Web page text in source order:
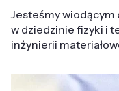
Jesteśmy
w dziedzinie fizyki i
inżynierii